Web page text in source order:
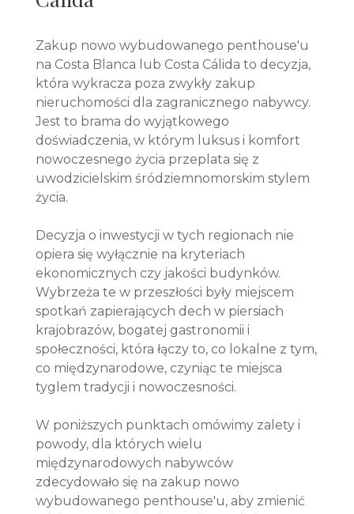
Zakup nowo wybudowanego penthouse'u
na Costa Blanca lub Costa Cálida to decyzja,
która wykracza poza zwykły zakup
nieruchomości dla zagranicznego nabywcy.
Jest to brama do wyjątkowego
doświadczenia, w którym luksus i komfort
nowoczesnego życia przeplata się z
uwodzicielskim śródziemnomorskim stylem
życia.
Decyzja o inwestycji w tych regionach nie
opiera się wyłącznie na kryteriach
ekonomicznych czy jakości budynków.
Wybrzeża te w przeszłości były miejscem
spotkań zapierających dech w piersiach
krajobrazów, bogatej gastronomii i
społeczności, która łączy to, co lokalne z tym,
co międzynarodowe, czyniąc te miejsca
tyglem tradycji i nowoczesności.
W poniższych punktach omówimy zalety i
powody, dla których wielu
międzynarodowych nabywców
zdecydowało się na zakup nowo
wybudowanego penthouse'u, aby zmienić